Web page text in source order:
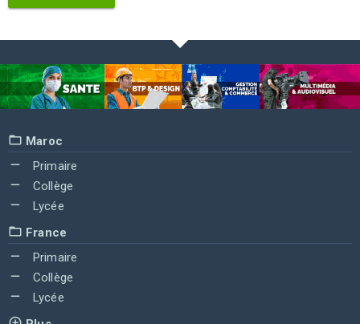
Maroc
Primaire
Collège
Lycée
France
Primaire
Collège
Lycée